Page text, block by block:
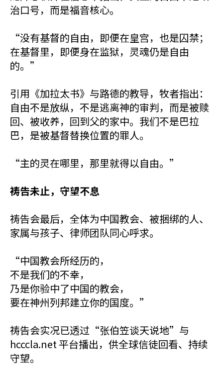
治口号，而是福音核心。
“没有基督的自由，即便在皇宫，也是囚禁；
在基督里，即便身在监狱，灵魂仍是自由
的。”
引用《加拉太书》与路德的教导，牧者指出：
自由不是放纵，不是逃离神的审判，而是被赎
回、被收养，回到父的家中。我们不是巴拉
巴，是被基督替换位置的罪人。
“主的灵在哪里，那里就得以自由。”
祷告未止，守望不息
祷告会最后，全体为中国教会、被捆绑的人、
家属与孩子、律师团队同心呼求。
“中国教会所经历的，
不是我们的不幸，
乃是你验中了中国的教会，
要在神州列邦建立你的国度。”
祷告会实况已透过“张伯笠谈天说地”与
hcccla.net 平台播出，供全球信徒回看、持续
守望。